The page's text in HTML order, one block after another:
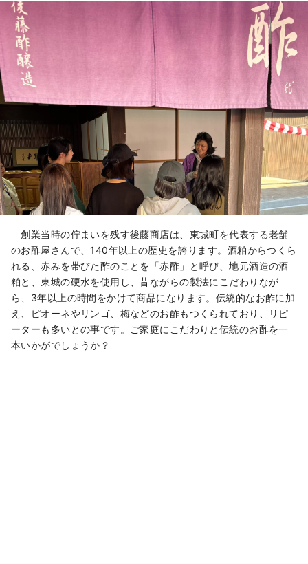
創業当時の佇まいを残す後藤商店は、東城町を代表する老舗
のお酢屋さんで、140年以上の歴史を誇ります。酒粕からつくら
れる、赤みを帯びた酢のことを「赤酢」と呼び、地元酒造の酒
粕と、東城の硬水を使用し、昔ながらの製法にこだわりなが
ら、3年以上の時間をかけて商品になります。伝統的なお酢に加
え、ピオーネやリンゴ、梅などのお酢もつくられており、リピ
ーターも多いとの事です。ご家庭にこだわりと伝統のお酢を一
本いかがでしょうか？